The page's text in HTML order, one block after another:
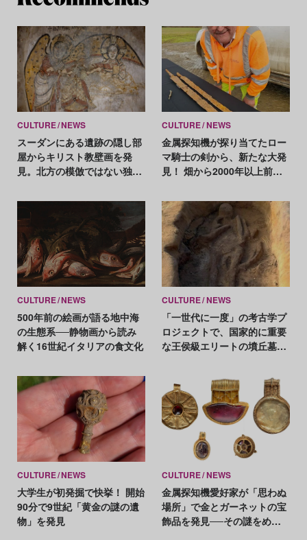
CULTURE NEWS
スーダンにある遺跡の隠し部
屋からキリスト教壁画を発
見。北方の模倣ではない独自
CULTURE NEWS
金属探知機が探り当てたロー
マ騎士の剣から、新たな大発
見！ 畑から2000年以上前の
CULTURE NEWS
500年前の絵画が語る地中海
の生態系──静物画から読み
解く16世紀イタリアの食文化
CULTURE NEWS
「一世代に一度」の考古学プ
ロジェクトで、国家的に重要
な王侯級エリートの墳丘墓が
CULTURE NEWS
大学生が初発掘で快挙！ 開始
90分で9世紀「黄金の謎の遺
物」を発見
CULTURE NEWS
金属探知機愛好家が「思わぬ
場所」で金とガーネットの宝
飾品を発見──その謎をめぐ